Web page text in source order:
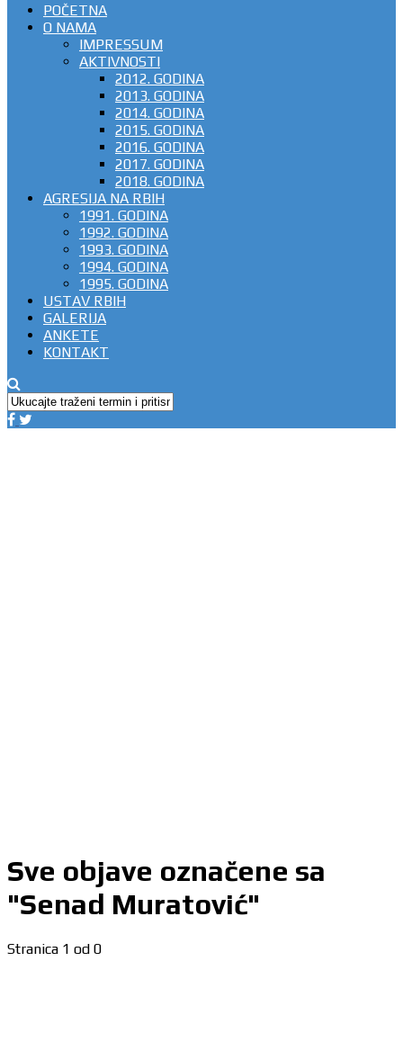
POČETNA
O NAMA
IMPRESSUM
AKTIVNOSTI
2012. GODINA
2013. GODINA
2014. GODINA
2015. GODINA
2016. GODINA
2017. GODINA
2018. GODINA
AGRESIJA NA RBIH
1991. GODINA
1992. GODINA
1993. GODINA
1994. GODINA
1995. GODINA
USTAV RBIH
GALERIJA
ANKETE
KONTAKT
Sve objave označene sa
"Senad Muratović"
Stranica 1 od 0